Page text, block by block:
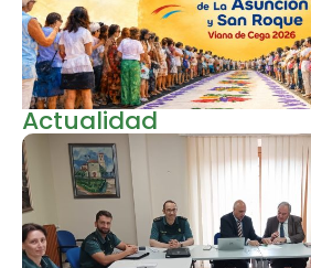
Actualidad